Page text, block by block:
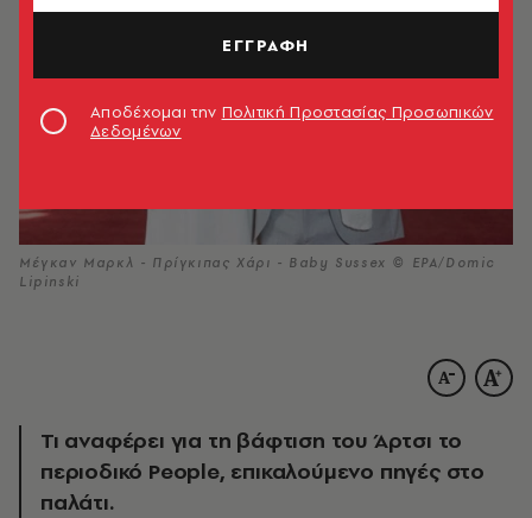
Μέγκαν Μαρκλ - Πρίγκιπας Χάρι - Baby Sussex © EPA/Domic
Lipinski
Τι αναφέρει για τη βάφτιση του Άρτσι τo
περιοδικό People, επικαλούμενο πηγές στο
παλάτι.
ΕΓΓΡΑΦΗ
Αποδέχομαι την Πολιτική Προστασίας Προσωπικών
Δεδομένων